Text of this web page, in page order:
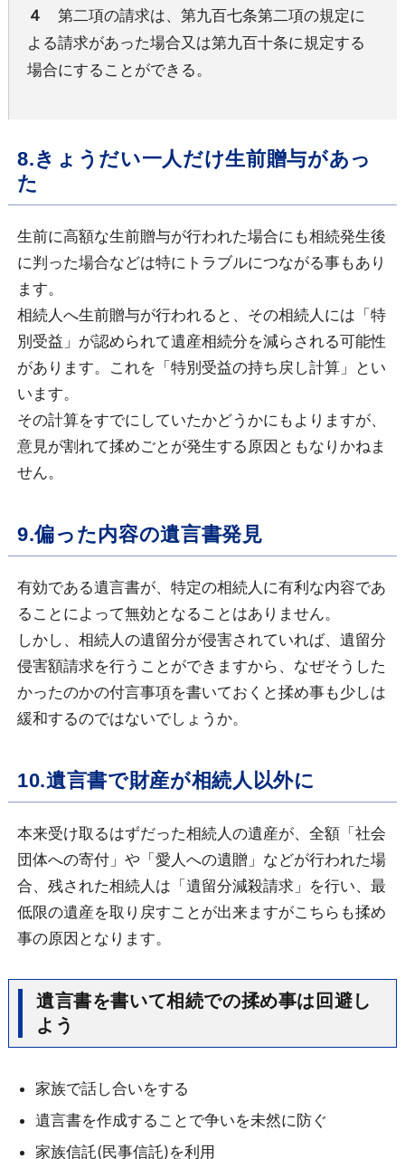
４
第二項の請求は、第九百七条第二項の規定に
よる請求があった場合又は第九百十条に規定する
場合にすることができる。
8.きょうだい一人だけ生前贈与があっ
た
生前に高額な生前贈与が行われた場合にも相続発生後
に判った場合などは特にトラブルにつながる事もあり
ます。
相続人へ生前贈与が行われると、その相続人には「特
別受益」が認められて遺産相続分を減らされる可能性
があります。これを「特別受益の持ち戻し計算」とい
います。
その計算をすでにしていたかどうかにもよりますが、
意見が割れて揉めごとが発生する原因ともなりかねま
せん。
9.偏った内容の遺言書発見
有効である遺言書が、特定の相続人に有利な内容であ
ることによって無効となることはありません。
しかし、相続人の遺留分が侵害されていれば、遺留分
侵害額請求を行うことができますから、なぜそうした
かったのかの付言事項を書いておくと揉め事も少しは
緩和するのではないでしょうか。
10.遺言書で財産が相続人以外に
本来受け取るはずだった相続人の遺産が、全額「社会
団体への寄付」や「愛人への遺贈」などが行われた場
合、残された相続人は「遺留分減殺請求」を行い、最
低限の遺産を取り戻すことが出来ますがこちらも揉め
事の原因となります。
遺言書を書いて相続での揉め事は回避し
よう
家族で話し合いをする
遺言書を作成することで争いを未然に防ぐ
家族信託(民事信託)を利用